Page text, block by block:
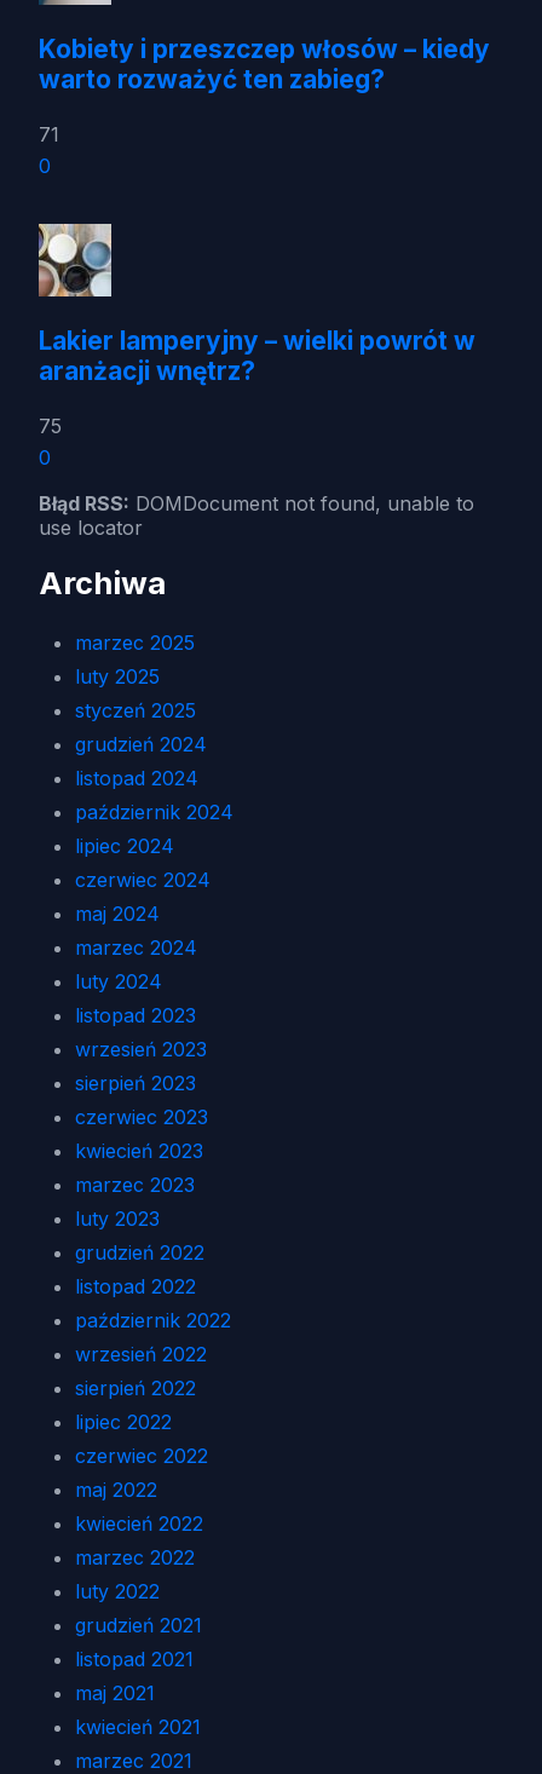
Kobiety i przeszczep włosów – kiedy
warto rozważyć ten zabieg?
71
0
Lakier lamperyjny – wielki powrót w
aranżacji wnętrz?
75
0
Błąd RSS: DOMDocument not found, unable to
use locator
Archiwa
marzec 2025
luty 2025
styczeń 2025
grudzień 2024
listopad 2024
październik 2024
lipiec 2024
czerwiec 2024
maj 2024
marzec 2024
luty 2024
listopad 2023
wrzesień 2023
sierpień 2023
czerwiec 2023
kwiecień 2023
marzec 2023
luty 2023
grudzień 2022
listopad 2022
październik 2022
wrzesień 2022
sierpień 2022
lipiec 2022
czerwiec 2022
maj 2022
kwiecień 2022
marzec 2022
luty 2022
grudzień 2021
listopad 2021
maj 2021
kwiecień 2021
marzec 2021